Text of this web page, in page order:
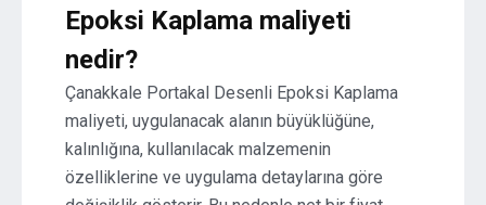
Epoksi Kaplama maliyeti
nedir?
Çanakkale Portakal Desenli Epoksi Kaplama
maliyeti, uygulanacak alanın büyüklüğüne,
kalınlığına, kullanılacak malzemenin
özelliklerine ve uygulama detaylarına göre